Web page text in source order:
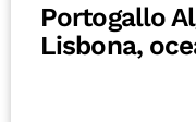
tra oceano